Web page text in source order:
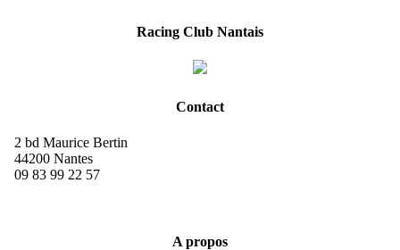
Racing Club Nantais
Contact
2 bd Maurice Bertin
44200 Nantes
09 83 99 22 57
A propos